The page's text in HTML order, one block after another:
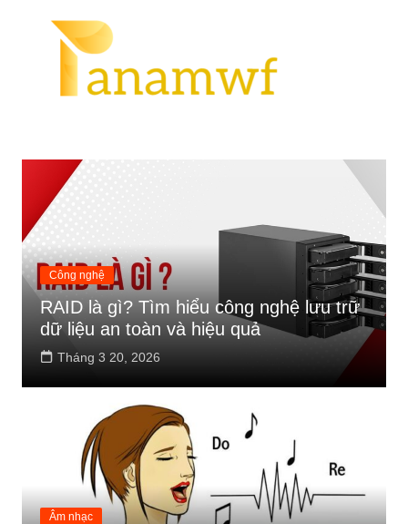
Công nghệ
RAID là gì? Tìm hiểu công nghệ lưu trữ
dữ liệu an toàn và hiệu quả
Tháng 3 20, 2026
Âm nhạc